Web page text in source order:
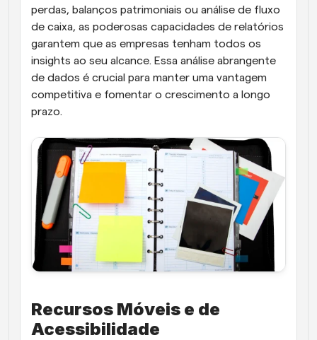
perdas, balanços patrimoniais ou análise de fluxo
de caixa, as poderosas capacidades de relatórios
garantem que as empresas tenham todos os
insights ao seu alcance. Essa análise abrangente
de dados é crucial para manter uma vantagem
competitiva e fomentar o crescimento a longo
prazo.
Recursos Móveis e de
Acessibilidade